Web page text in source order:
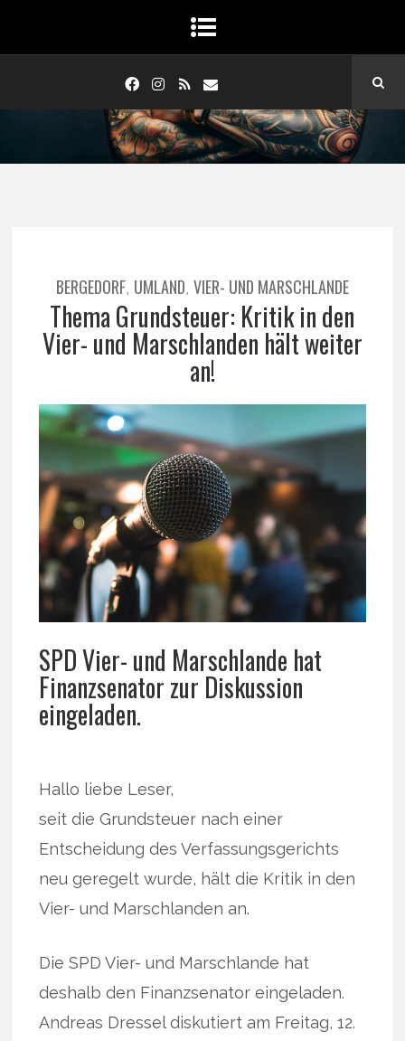
BERGEDORF, UMLAND, VIER- UND MARSCHLANDE
Thema Grundsteuer: Kritik in den
Vier- und Marschlanden hält weiter
an!
SPD Vier- und Marschlande hat
Finanzsenator zur Diskussion
eingeladen.
Hallo liebe Leser,
seit die Grundsteuer nach einer
Entscheidung des Verfassungsgerichts
neu geregelt wurde, hält die Kritik in den
Vier- und Marschlanden an.
Die SPD Vier- und Marschlande hat
deshalb den Finanzsenator eingeladen.
Andreas Dressel diskutiert am Freitag, 12.